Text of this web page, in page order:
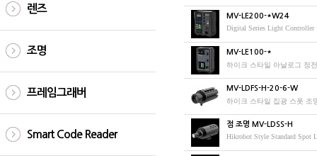
렌즈
조명
프레임그래버
Smart Code Reader
MV-LE200-*W24
Digital Series Light Controller
MV-LE100-*
하이크 스타일 아날로그 정
MV-LDFS-H-20-6-W
하이크 스타일 집광 스폿 조
점 조명 MV-LDSS-H
Hikrobot Style Standard Spot